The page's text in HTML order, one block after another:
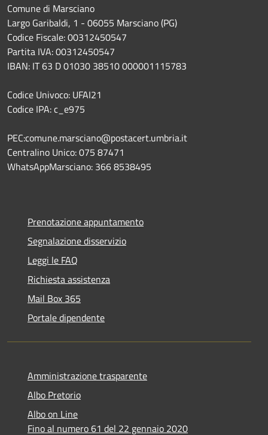
Comune di Marsciano
Largo Garibaldi, 1 - 06055 Marsciano (PG)
Codice Fiscale: 00312450547
Partita IVA: 00312450547
IBAN: IT 63 D 01030 38510 000001115783
Codice Univoco: UFAI21
Codice IPA: c_e975
PEC:comune.marsciano@postacert.umbria.it
Centralino Unico: 075 87471
WhatsAppMarsciano: 366 8538495
Prenotazione appuntamento
Segnalazione disservizio
Leggi le FAQ
Richiesta assistenza
Mail Box 365
Portale dipendente
Amministrazione trasparente
Albo Pretorio
Albo on Line
Fino al numero 61 del 22 gennaio 2020